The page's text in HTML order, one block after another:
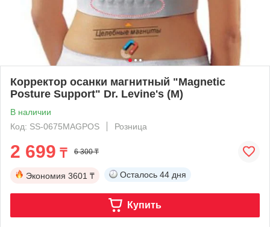
Корректор осанки магнитный "Magnetic
Posture Support" Dr. Levine's (M)
В наличии
Код: SS-0675MAGPOS
Розница
2 699 ₸ 6 300 ₸
Экономия 3601 ₸ Осталось 44 дня
Купить